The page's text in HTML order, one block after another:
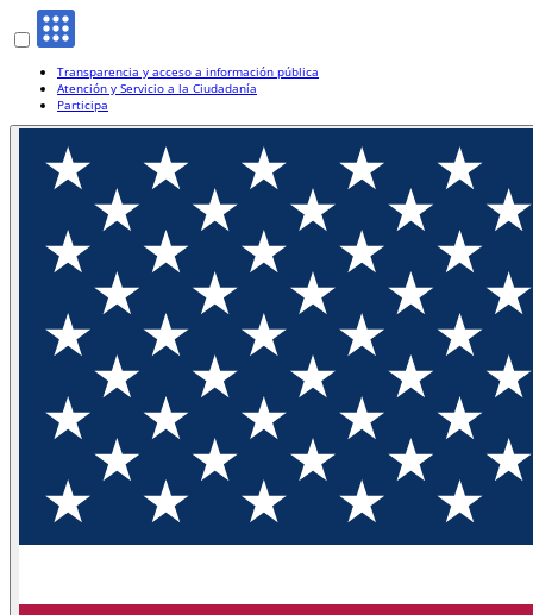
Transparencia y acceso a información pública
Atención y Servicio a la Ciudadanía
Participa